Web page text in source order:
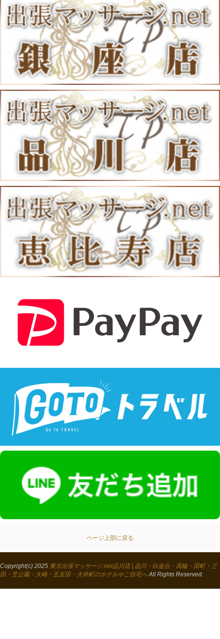
ページ上部に戻る
Copyright(c) 2025 東京出張マッサージ.net品川店 | 品川・白金台・高輪・田町・三
田・芝公園・大崎・五反田・大井町のホテルやご自宅へAll Rights Reserved.